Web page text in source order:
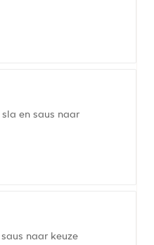
en saus naar
naar keuze